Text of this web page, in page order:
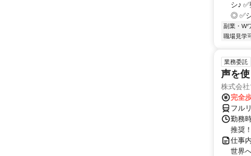
シ♪
◎ ✅
副業・W
職場見学
業務委託
声を
株式会
完全
フル
勤務
推奨
仕事
世界